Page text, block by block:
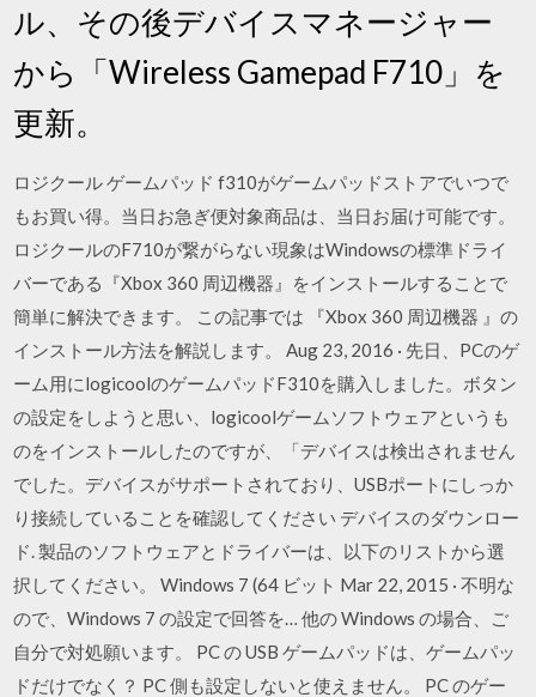
ル、その後デバイスマネージャー
から「Wireless Gamepad F710」を
更新。
ロジクール ゲームパッド f310がゲームパッドストアでいつで
もお買い得。当日お急ぎ便対象商品は、当日お届け可能です。
ロジクールのF710が繋がらない現象はWindowsの標準ドライ
バーである『Xbox 360 周辺機器』をインストールすることで
簡単に解決できます。 この記事では 『Xbox 360 周辺機器 』の
インストール方法を解説します。 Aug 23, 2016 · 先日、PCのゲ
ーム用にlogicoolのゲームパッドF310を購入しました。ボタン
の設定をしようと思い、logicoolゲームソフトウェアというも
のをインストールしたのですが、「デバイスは検出されません
でした。デバイスがサポートされており、USBポートにしっか
り接続していることを確認してください デバイスのダウンロー
ド. 製品のソフトウェアとドライバーは、以下のリストから選
択してください。 Windows 7 (64 ビット Mar 22, 2015 · 不明な
ので、Windows 7 の設定で回答を… 他の Windows の場合、ご
自分で対処願います。 PC の USB ゲームパッドは、ゲームパッ
ドだけでなく？ PC 側も設定しないと使えません。 PC のゲー